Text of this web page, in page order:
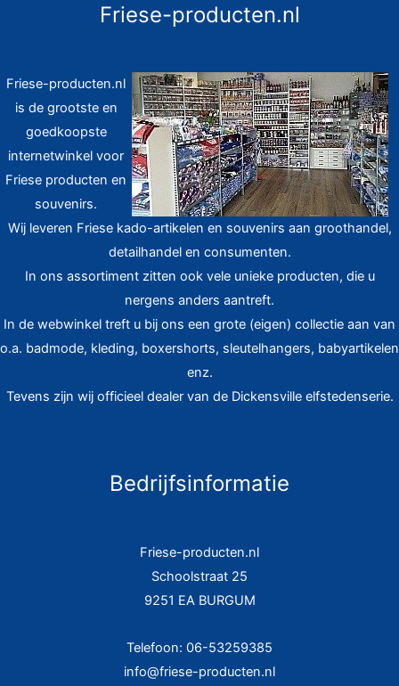
Friese-producten.nl
Friese-producten.nl
is de grootste en
goedkoopste
internetwinkel voor
Friese producten en
souvenirs.
Wij leveren Friese kado-artikelen en souvenirs aan groothandel,
detailhandel en consumenten.
In ons assortiment zitten ook vele unieke producten, die u
nergens anders aantreft.
In de webwinkel treft u bij ons een grote (eigen) collectie aan van
o.a. badmode, kleding, boxershorts, sleutelhangers, babyartikelen
enz.
Tevens zijn wij officieel dealer van de Dickensville elfstedenserie.
Bedrijfsinformatie
Friese-producten.nl
Schoolstraat 25
9251 EA BURGUM
Telefoon: 06-53259385
info@friese-producten.nl